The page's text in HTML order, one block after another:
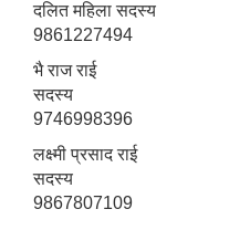
दलित महिला सदस्य
9861227494
भै राज राई
सदस्य
9746998396
लक्ष्मी प्रसाद राई
सदस्य
9867807109